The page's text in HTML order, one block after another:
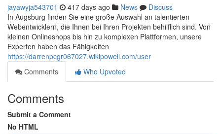
jayawyja543701 417 days ago News
Discuss
In Augsburg finden Sie eine große Auswahl an talentierten
Webentwicklern, die Ihnen bei Ihren Projekten behilflich sind. Von
kleinen Onlineshops bis hin zu komplexen Plattformen, unsere
Experten haben das Fähigkeiten
https://darrenpcgr067027.wikipowell.com/user
Comments
Who Upvoted
Comments
Submit a Comment
No HTML